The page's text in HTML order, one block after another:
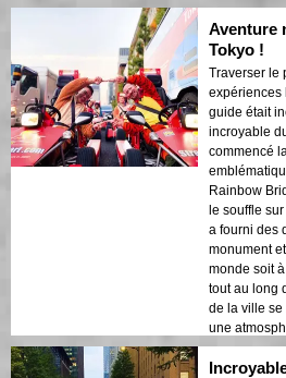
laissé une
est idéale
fois qui
et de
structures
historiques
valeur par
quiconque !
Aventure
Tokyo !
Traverser le
expériences
guide était
incroyable
commencé
Rainbow
le souffle
a fourni des
monument
monde soit
tout au long
de la ville se
une
impression
pour les